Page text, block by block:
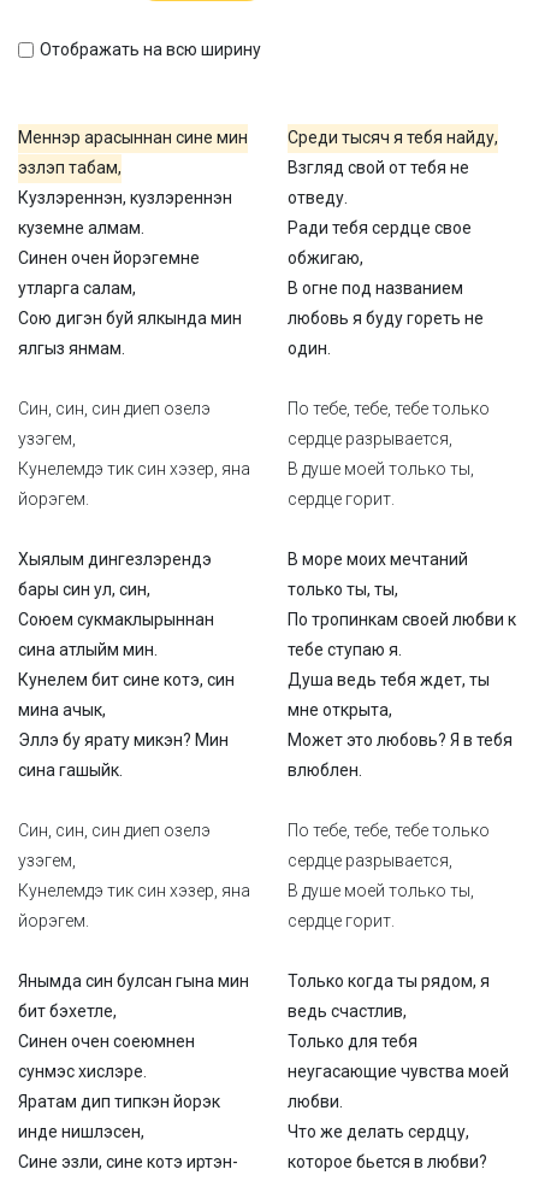
Отображать на всю ширину
Меннэр арасыннан сине мин
эзлэп табам,
Кузлэреннэн, кузлэреннэн
куземне алмам.
Синен очен йорэгемне
утларга салам,
Сою дигэн буй ялкында мин
ялгыз янмам.
Син, син, син диеп озелэ
узэгем,
Кунелемдэ тик син хэзер, яна
йорэгем.
Среди тысяч я тебя найду,
Взгляд свой от тебя не
отведу.
Ради тебя сердце свое
обжигаю,
В огне под названием
любовь я буду гореть не
один.
По тебе, тебе, тебе только
сердце разрывается,
В душе моей только ты,
сердце горит.
Хыялым дингезлэрендэ
бары син ул, син,
Союем сукмаклырыннан
сина атлыйм мин.
Кунелем бит сине котэ, син
мина ачык,
Эллэ бу ярату микэн? Мин
сина гашыйк.
Син, син, син диеп озелэ
узэгем,
Кунелемдэ тик син хэзер, яна
йорэгем.
Янымда син булсан гына мин
бит бэхетле,
Синен очен соеюмнен
сунмэс хислэре.
Яратам дип типкэн йорэк
инде нишлэсен,
Сине эзли, сине котэ иртэн-
В море моих мечтаний
только ты, ты,
По тропинкам своей любви к
тебе ступаю я.
Душа ведь тебя ждет, ты
мне открыта,
Может это любовь? Я в тебя
влюблен.
По тебе, тебе, тебе только
сердце разрывается,
В душе моей только ты,
сердце горит.
Только когда ты рядом, я
ведь счастлив,
Только для тебя
неугасающие чувства моей
любви.
Что же делать сердцу,
которое бьется в любви?